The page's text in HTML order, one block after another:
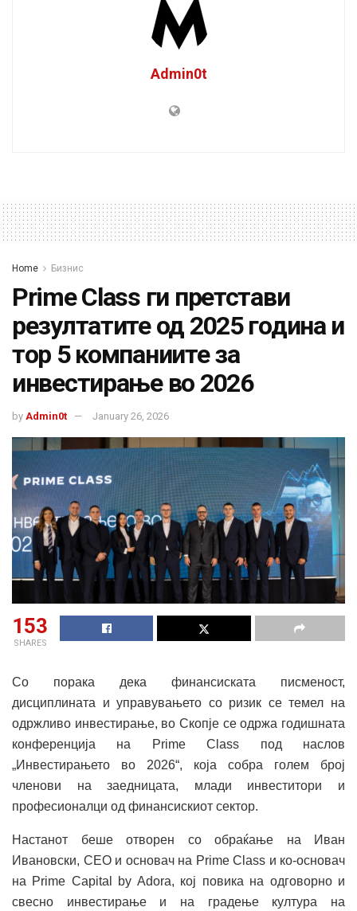
Admin0t
Home Бизнис
Prime Class ги претстави
резултатите од 2025 година и
тop 5 компаниите за
инвестирање во 2026
by Admin0t January 26, 2026
153
SHARES
Со порака дека финансиската писменост,
дисциплината и управувањето со ризик се темел на
одржливо инвестирање, во Скопје се одржа годишната
конференција на Prime Class под наслов
„Инвестирањето во 2026“, која собра голем број
членови на заедницата, млади инвеститори и
професионалци од финансискиот сектор.
Настанот беше отворен со обраќање на Иван
Ивановски, CEO и основач на Prime Class и ко-основач
на Prime Capital by Adora, кој повика на одговорно и
свесно инвестирање и на градење култура на